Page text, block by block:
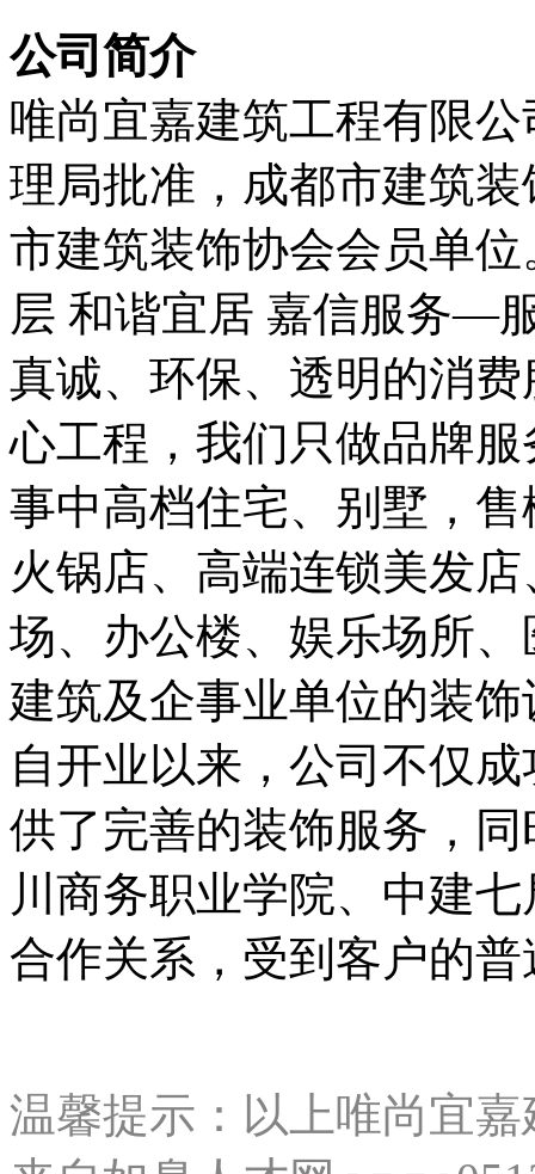
公司简介
唯尚宜嘉建筑工程有限
理局批准，成都市建筑
市建筑装饰协会会员单
层 和谐宜居 嘉信服务—
真诚、环保、透明的消
心工程，我们只做品牌
事中高档住宅、别墅，
火锅店、高端连锁美发
场、办公楼、娱乐场所
建筑及企事业单位的装
自开业以来，公司不仅
供了完善的装饰服务，
川商务职业学院、中建
合作关系，受到客户的
温馨提示：以上唯尚宜